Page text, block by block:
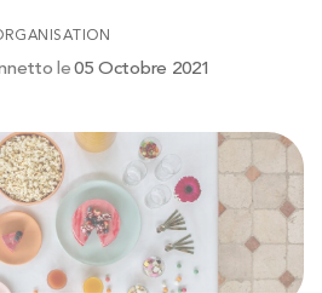
le05 Octobre 2021